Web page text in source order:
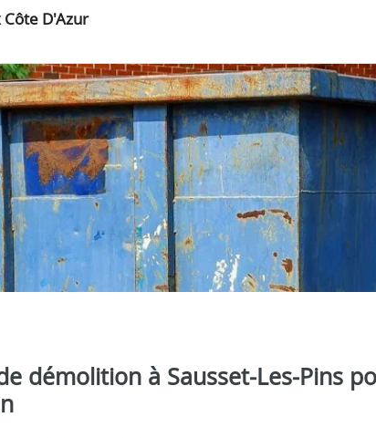
Côte D'Azur
démolition à Sausset‑Les‑Pins